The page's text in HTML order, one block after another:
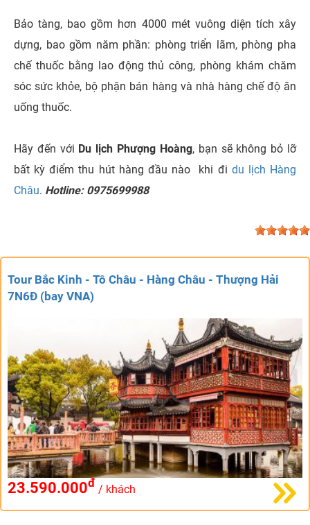
Bảo tàng, bao gồm hơn 4000 mét vuông diện tích xây
dựng, bao gồm năm phần: phòng triển lãm, phòng pha
chế thuốc bằng lao động thủ công, phòng khám chăm
sóc sức khỏe, bộ phận bán hàng và nhà hàng chế độ ăn
uống thuốc.
Hãy đến với Du lịch Phượng Hoàng, bạn sẽ không bỏ lỡ
bất kỳ điểm thu hút hàng đầu nào khi đi du lịch Hàng
Châu. Hotline: 0975699988
Tour Bắc Kinh - Tô Châu - Hàng Châu - Thượng Hải
7N6Đ (bay VNA)
23.590.000đ / khách